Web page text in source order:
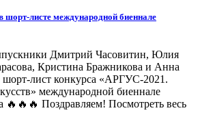
шорт-листе международной биеннале
Дмитрий Часовитин, Юлия
Кристина Бражникова и Анна
лист конкурса «АРГУС-2021.
международной биеннале
🔥🔥🔥 Поздравляем! Посмотреть весь